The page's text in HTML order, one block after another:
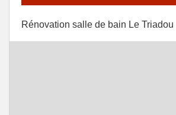
Rénovation salle de bain Le Triadou